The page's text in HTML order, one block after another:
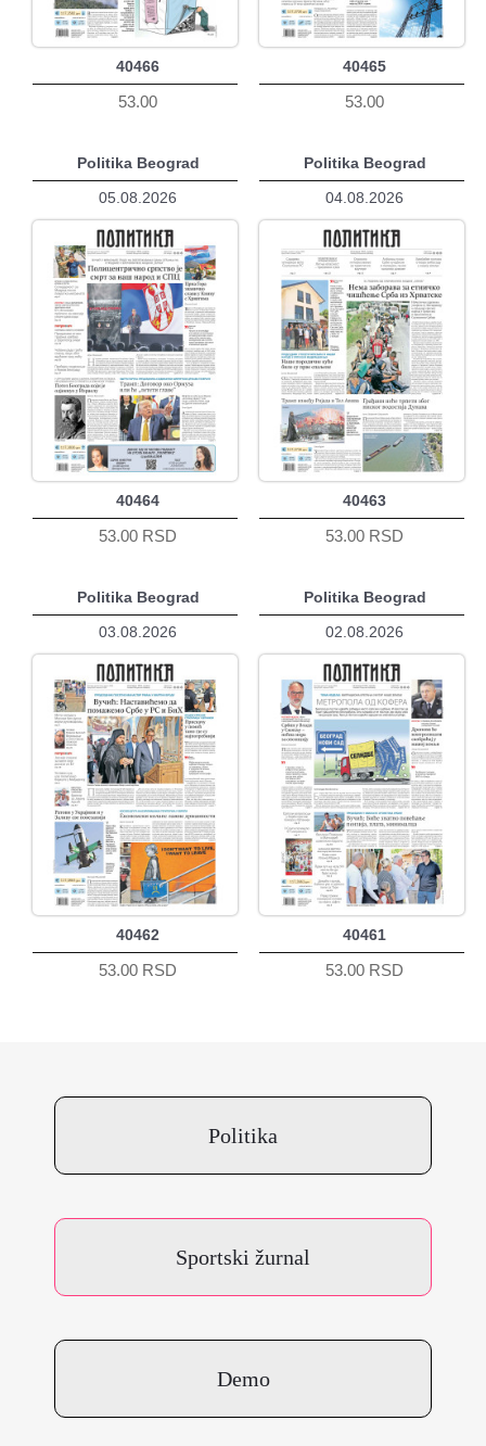
40466
53.00
40465
53.00
Politika Beograd
05.08.2026
40464
53.00 RSD
Politika Beograd
04.08.2026
40463
53.00 RSD
Politika Beograd
03.08.2026
40462
53.00 RSD
Politika Beograd
02.08.2026
40461
53.00 RSD
Politika
Sportski žurnal
Demo